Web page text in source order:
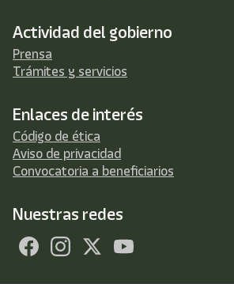
Actividad del gobierno
Prensa
Trámites y servicios
Enlaces de interés
Código de ética
Aviso de privacidad
Convocatoria a beneficiarios
Nuestras redes